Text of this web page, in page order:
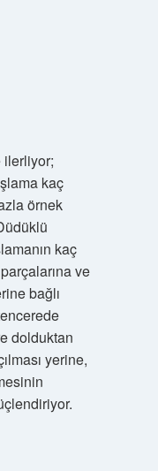
ilerliyor;
kaç
örnek
kaç
ve
bağlı
dolduktan
yerine,